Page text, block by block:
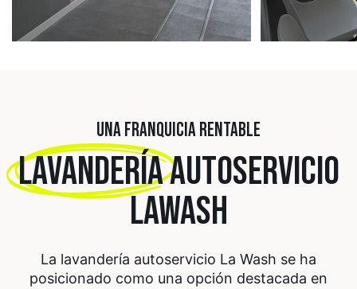
UNA FRANQUICIA RENTABLE
LAVANDERÍAAUTOSERVICIO
LAWASH
La lavandería autoservicio La Wash se ha
posicionado como una opción destacada en